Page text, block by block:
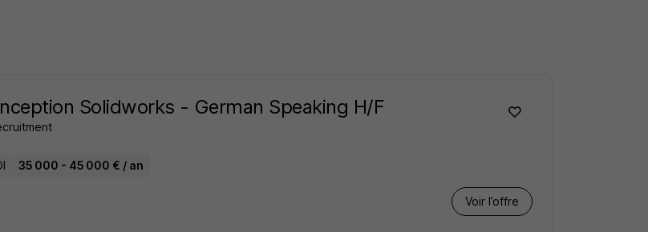
Solidworks - German Speaking H/F
35 000 - 45 000 € / an
Voir l’offre